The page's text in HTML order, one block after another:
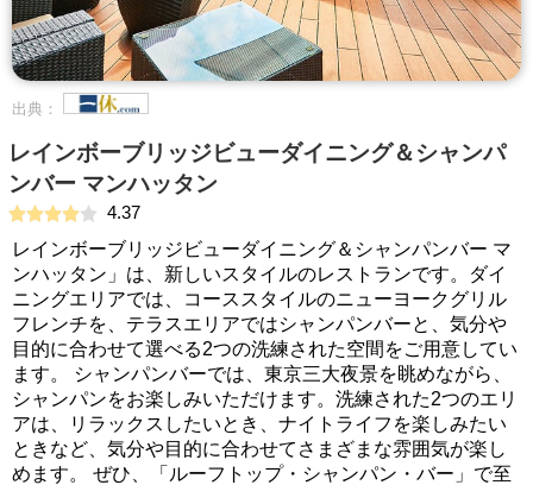
出典：
レインボーブリッジビューダイニング＆シャンパ
ンバー マンハッタン
4.37
レインボーブリッジビューダイニング＆シャンパンバー マ
ンハッタン」は、新しいスタイルのレストランです。ダイ
ニングエリアでは、コーススタイルのニューヨークグリル
フレンチを、テラスエリアではシャンパンバーと、気分や
目的に合わせて選べる2つの洗練された空間をご用意してい
ます。 シャンパンバーでは、東京三大夜景を眺めながら、
シャンパンをお楽しみいただけます。洗練された2つのエリ
アは、リラックスしたいとき、ナイトライフを楽しみたい
ときなど、気分や目的に合わせてさまざまな雰囲気が楽し
めます。 ぜひ、「ルーフトップ・シャンパン・バー」で至